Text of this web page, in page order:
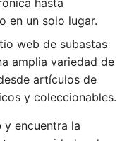
hasta
en un solo lugar.
web de subastas
amplia variedad de
artículos de
y coleccionables.
y encuentra la